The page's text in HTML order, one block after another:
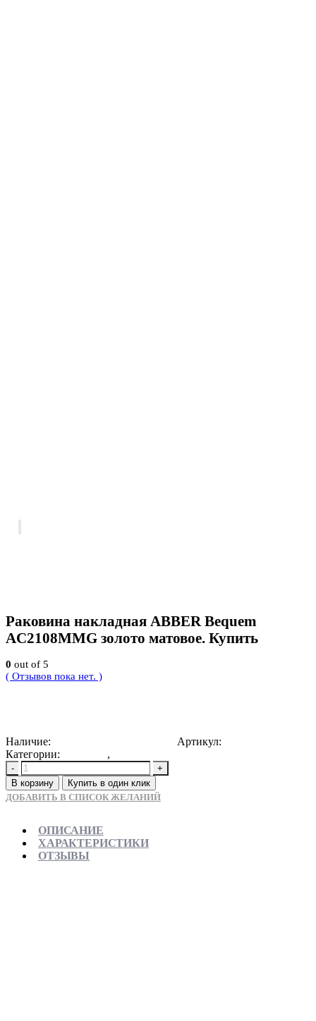
Раковина накладная ABBER Bequem
AC2108MMG золото матовое. Купить
0 out of 5
( Отзывов пока нет. )
Наличие: Артикул:
Категории:
,
-
+
В корзину
Купить в один клик
ДОБАВИТЬ В СПИСОК ЖЕЛАНИЙ
ОПИСАНИЕ
ХАРАКТЕРИСТИКИ
ОТЗЫВЫ